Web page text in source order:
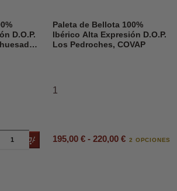
D.O.P.
Añadir al carrito
Paleta de Bellota 100%
Ibérico Alta Expresión D.O.P.
Los Pedroches, COVAP
1
195,00 € - 220,00 € 2 OPCIONES